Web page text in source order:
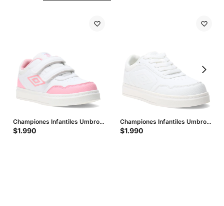
Championes Infantiles Umbro
Steve Junior - Blanco - Rosado
$1.990
Championes Infantiles Umbro
Max Junior - Blanco - Blanco
$1.990